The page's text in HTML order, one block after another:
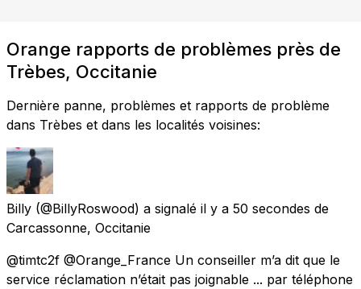
Orange rapports de problèmes près de
Trèbes, Occitanie
Dernière panne, problèmes et rapports de problème
dans Trèbes et dans les localités voisines:
Billy (@BillyRoswood) a signalé il y a 50 secondes de
Carcassonne, Occitanie
@timtc2f @Orange_France Un conseiller m’a dit que le
service réclamation n’était pas joignable ... par téléphone